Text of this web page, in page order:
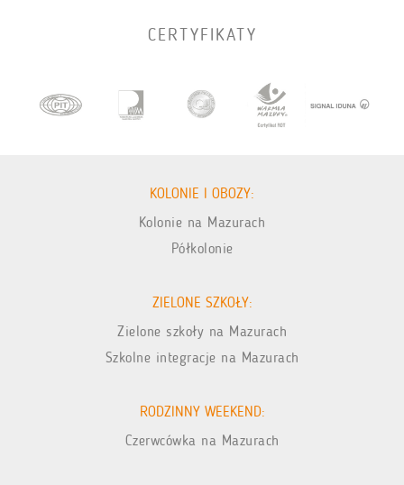
CERTYFIKATY
KOLONIE I OBOZY:
Kolonie na Mazurach
Półkolonie
ZIELONE SZKOŁY:
Zielone szkoły na Mazurach
Szkolne integracje na Mazurach
RODZINNY WEEKEND:
Czerwcówka na Mazurach